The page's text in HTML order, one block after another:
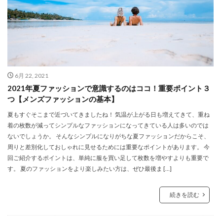
6月 22, 2021
2021年夏ファッションで意識するのはココ！重要ポイント３
つ【メンズファッションの基本】
夏もすぐそこまで近づいてきましたね！ 気温が上がる日も増えてきて、重ね
着の枚数が減ってシンプルなファッションになってきている人は多いのでは
ないでしょうか。 そんなシンプルになりがちな夏ファッションだからこそ、
周りと差別化しておしゃれに見せるためには重要なポイントがあります。 今
回ご紹介するポイントは、単純に服を買い足して枚数を増やすよりも重要で
す。 夏のファッションをより楽しみたい方は、ぜひ最後ま […]
続きを読む